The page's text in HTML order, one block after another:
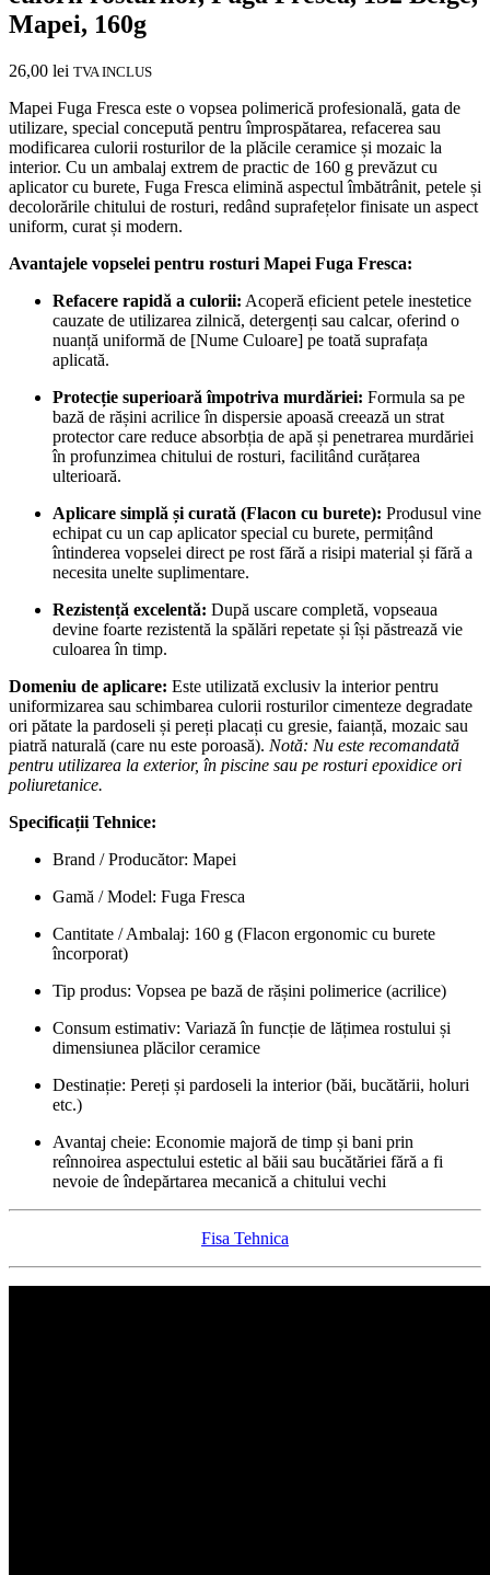
Mapei, 160g
26,00 lei TVA INCLUS
Mapei Fuga Fresca este o vopsea polimerică profesională, gata de
utilizare, special concepută pentru împrospătarea, refacerea sau
modificarea culorii rosturilor de la plăcile ceramice și mozaic la
interior. Cu un ambalaj extrem de practic de 160 g prevăzut cu
aplicator cu burete, Fuga Fresca elimină aspectul îmbătrânit, petele și
decolorările chitului de rosturi, redând suprafețelor finisate un aspect
uniform, curat și modern.
Avantajele vopselei pentru rosturi Mapei Fuga Fresca:
Refacere rapidă a culorii: Acoperă eficient petele inestetice
cauzate de utilizarea zilnică, detergenți sau calcar, oferind o
nuanță uniformă de [Nume Culoare] pe toată suprafața
aplicată.
Protecție superioară împotriva murdăriei: Formula sa pe
bază de rășini acrilice în dispersie apoasă creează un strat
protector care reduce absorbția de apă și penetrarea murdăriei
în profunzimea chitului de rosturi, facilitând curățarea
ulterioară.
Aplicare simplă și curată (Flacon cu burete): Produsul vine
echipat cu un cap aplicator special cu burete, permițând
întinderea vopselei direct pe rost fără a risipi material și fără a
necesita unelte suplimentare.
Rezistență excelentă: După uscare completă, vopseaua
devine foarte rezistentă la spălări repetate și își păstrează vie
culoarea în timp.
Domeniu de aplicare: Este utilizată exclusiv la interior pentru
uniformizarea sau schimbarea culorii rosturilor cimenteze degradate
ori pătate la pardoseli și pereți placați cu gresie, faianță, mozaic sau
piatră naturală (care nu este poroasă). Notă: Nu este recomandată
pentru utilizarea la exterior, în piscine sau pe rosturi epoxidice ori
poliuretanice.
Specificații Tehnice:
Brand / Producător: Mapei
Gamă / Model: Fuga Fresca
Cantitate / Ambalaj: 160 g (Flacon ergonomic cu burete
încorporat)
Tip produs: Vopsea pe bază de rășini polimerice (acrilice)
Consum estimativ: Variază în funcție de lățimea rostului și
dimensiunea plăcilor ceramice
Destinație: Pereți și pardoseli la interior (băi, bucătării, holuri
etc.)
Avantaj cheie: Economie majoră de timp și bani prin
reînnoirea aspectului estetic al băii sau bucătăriei fără a fi
nevoie de îndepărtarea mecanică a chitului vechi
Fisa Tehnica